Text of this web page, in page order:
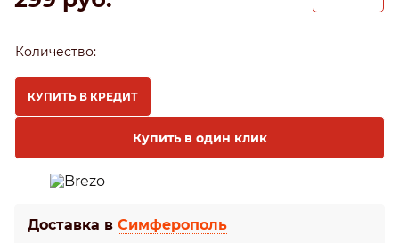
Количество:
КУПИТЬ В КРЕДИТ
Купить в один клик
Доставка в Симферополь